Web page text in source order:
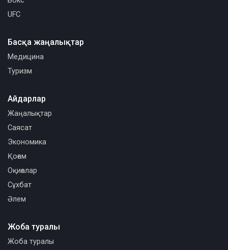
UFC
Басқа жаңалықтар
Медицина
Туризм
Айдарлар
Жаңалықтар
Саясат
Экономика
Қоғам
Оқиғалар
Сұхбат
Әлем
Жоба туралы
Жоба туралы